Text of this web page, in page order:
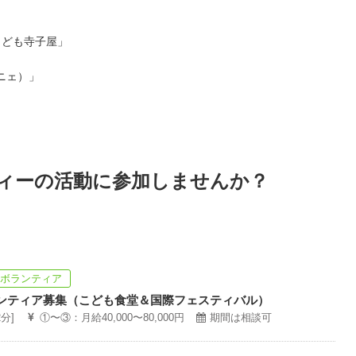
も寺子屋」
）」
ーの活動に参加しませんか？
ランティア
ィア募集（こども食堂＆国際フェスティバル）
] ①〜③：月給40,000〜80,000円 期間は相談可